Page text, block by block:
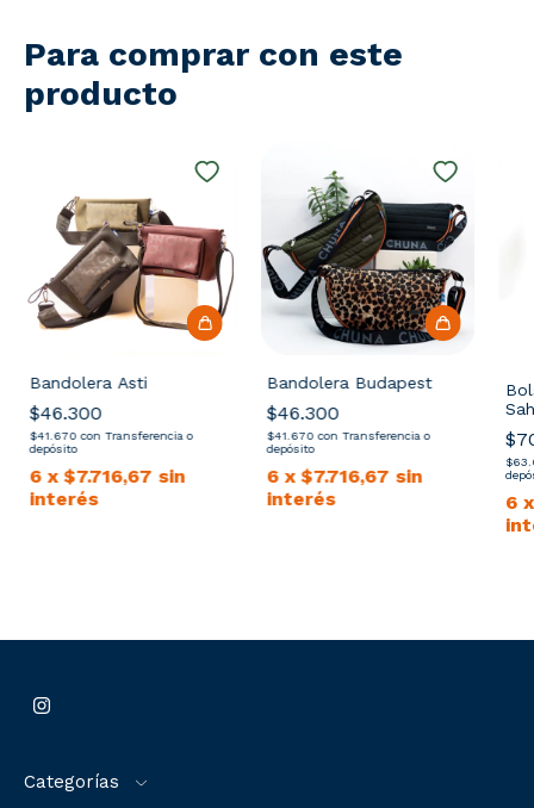
Para comprar con este
producto
Bandolera Asti
$46.300
$41.670con Transferencia o
depósito
6 x$7.716,67 sin
interés
Bandolera Budapest
$46.300
$41.670con Transferencia o
depósito
6 x$7.716,67 sin
interés
6
Categorías